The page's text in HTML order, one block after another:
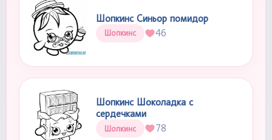
Шопкинс Синьор помидор
Шопкинс 46
Шопкинс Шоколадка с
сердечками
Шопкинс 78